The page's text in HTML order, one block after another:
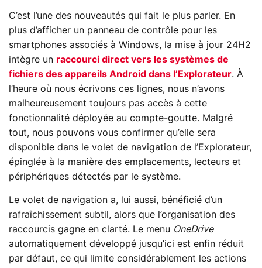
C’est l’une des nouveautés qui fait le plus parler. En
plus d’afficher un panneau de contrôle pour les
smartphones associés à Windows, la mise à jour 24H2
intègre un raccourci direct vers les systèmes de
fichiers des appareils Android dans l’Explorateur. À
l’heure où nous écrivons ces lignes, nous n’avons
malheureusement toujours pas accès à cette
fonctionnalité déployée au compte-goutte. Malgré
tout, nous pouvons vous confirmer qu’elle sera
disponible dans le volet de navigation de l’Explorateur,
épinglée à la manière des emplacements, lecteurs et
périphériques détectés par le système.
Le volet de navigation a, lui aussi, bénéficié d’un
rafraîchissement subtil, alors que l’organisation des
raccourcis gagne en clarté. Le menu OneDrive
automatiquement développé jusqu’ici est enfin réduit
par défaut, ce qui limite considérablement les actions